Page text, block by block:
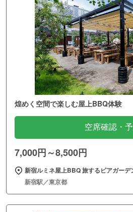
煌めく空間で楽しむ屋上BBQ体験
空席確認・
7,000円～8,500円
新宿ルミネ屋上BBQ 旅するビアガーデ
新宿駅／東京都